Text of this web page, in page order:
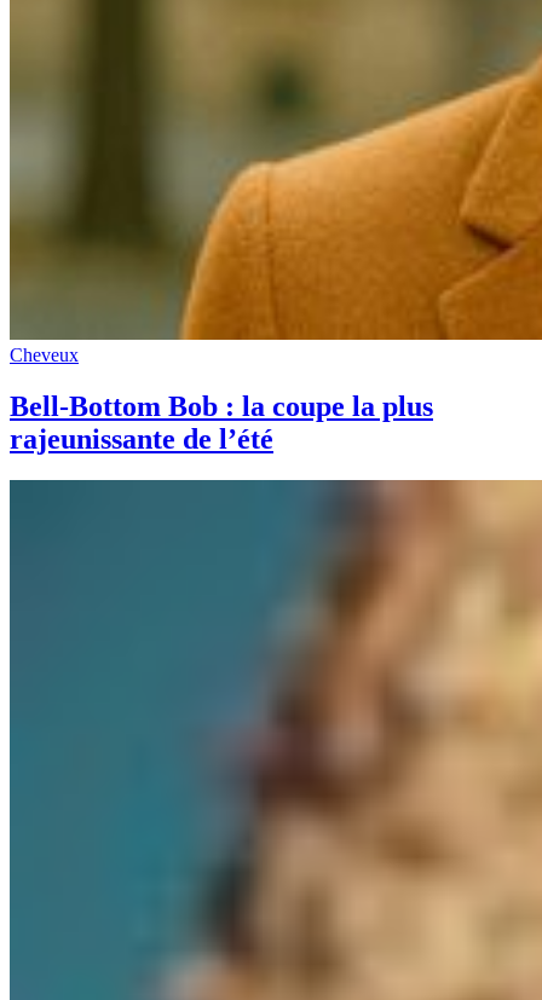
Cheveux
Bell-Bottom Bob : la coupe la plus
rajeunissante de l’été